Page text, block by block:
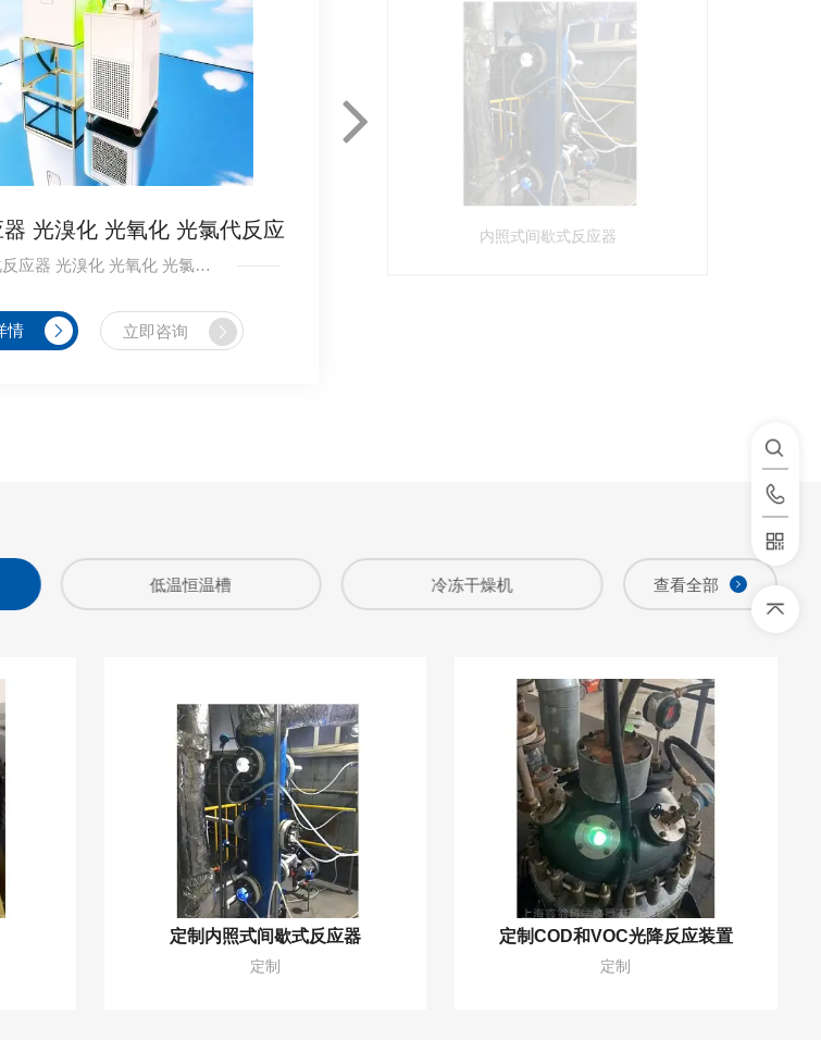
光溴化 光氧化 光氯代反应
光氯化反应器 光溴化 光氧化 光氯代反应光催化反应器是将大功率的紫外光源与反应釜结合，光源浸泡的反应釜内部，外部连接低温恒温装置可精准控制样品温度，带搅拌机的光催化反应器是理想的用于液体，气体和固体的...
情 立即咨询
内照式间歇式反应器
冷冻干燥机 固相萃取装置 氮吹仪
查看全部
定制内照式间歇式反应器
定制
定制COD和VOC光降反应装置
定制